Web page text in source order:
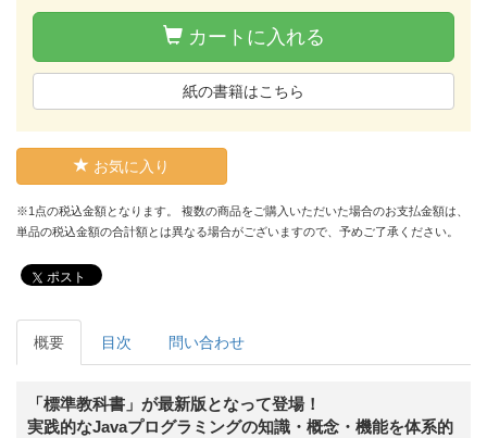
カートに入れる
紙の書籍はこちら
お気に入り
※1点の税込金額となります。 複数の商品をご購入いただいた場合のお支払金額は、
単品の税込金額の合計額とは異なる場合がございますので、予めご了承ください。
ポスト
概要 目次 問い合わせ
「標準教科書」が最新版となって登場！
実践的なJavaプログラミングの知識・概念・機能を体系的